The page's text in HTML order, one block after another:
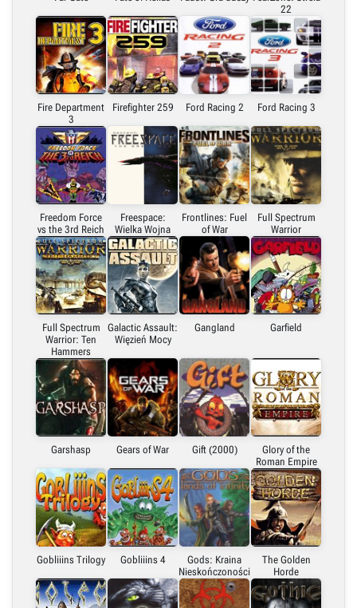
22
Fire Department
3
Firefighter 259 Ford Racing 2 Ford Racing 3
Freedom Force
vs the 3rd Reich
Freespace:
Wielka Wojna
Frontlines: Fuel
of War
Full Spectrum
Warrior
Full Spectrum
Warrior: Ten
Hammers
Galactic Assault:
Więzień Mocy
Gangland Garfield
Garshasp Gears of War Gift (2000)
Glory of the
Roman Empire
Gobliiins Trilogy Gobliiins 4
Gods: Kraina
Nieskończoności
The Golden
Horde